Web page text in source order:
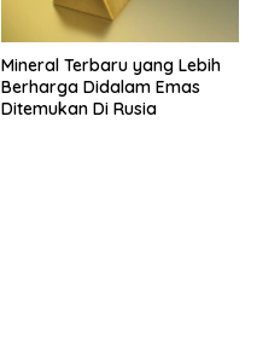
Mineral Terbaru yang Lebih
Berharga Didalam Emas
Ditemukan Di Rusia